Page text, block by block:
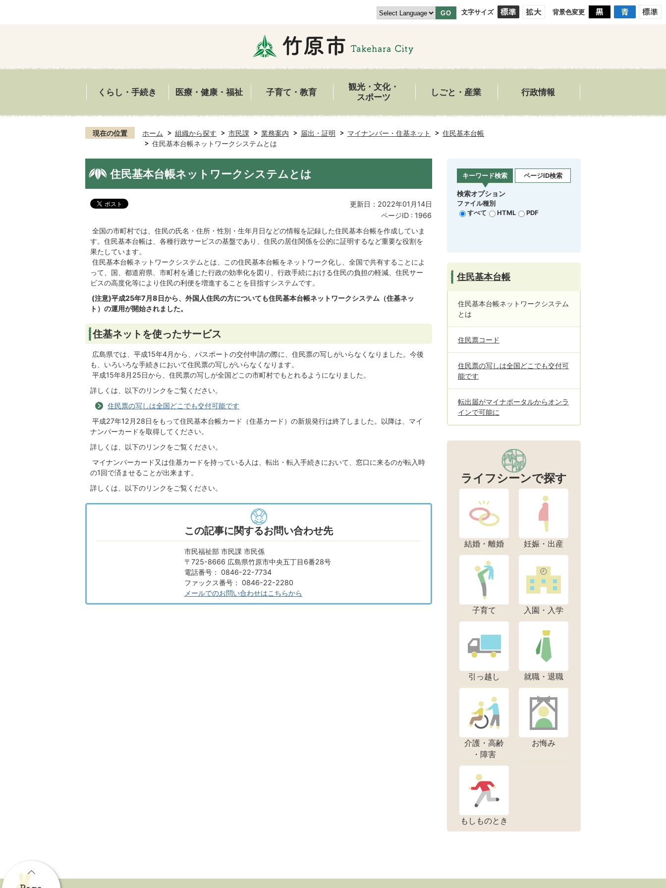
GO 文字サイズ 背景色変更
くらし・手続き 医療・健康・福祉 子育て・教育
観光・文化・
スポーツ
しごと・産業 行政情報
現在の位置 ホーム 組織から探す 市民課 業務案内 届出・証明 マイナンバー・住基ネット
住民基本台帳
住民基本台帳ネットワークシステムとは
住民基本台帳ネットワークシステムとは
更新日：2022年01月14日
ページID : 1966
全国の市町村では、住民の氏名・住所・性別・生年月日などの情報を記録した住民基本台帳を作成していま
す。住民基本台帳は、各種行政サービスの基盤であり、住民の居住関係を公的に証明するなど重要な役割を
果たしています。
住民基本台帳ネットワークシステムとは、この住民基本台帳をネットワーク化し、全国で共有することによ
って、国、都道府県、市町村を通じた行政の効率化を図り、行政手続における住民の負担の軽減、住民サー
ビスの高度化等により住民の利便を増進することを目指すシステムです。
(注意)平成25年7月8日から、外国人住民の方についても住民基本台帳ネットワークシステム（住基ネッ
ト）の運用が開始されました。
住基ネットを使ったサービス
広島県では、平成15年4月から、パスポートの交付申請の際に、住民票の写しがいらなくなりました。今後
も、いろいろな手続きにおいて住民票の写しがいらなくなります。
平成15年8月25日から、住民票の写しが全国どこの市町村でもとれるようになりました。
詳しくは、以下のリンクをご覧ください。
住民票の写しは全国どこでも交付可能です
平成27年12月28日をもって住民基本台帳カード（住基カード）の新規発行は終了しました。以降は、マイ
ナンバーカードを取得してください。
詳しくは、以下のリンクをご覧ください。
マイナンバーカード又は住基カードを持っている人は、転出・転入手続きにおいて、窓口に来るのが転入時
の1回で済ませることが出来ます。
詳しくは、以下のリンクをご覧ください。
この記事に関するお問い合わせ先
市民福祉部 市民課 市民係
〒725-8666 広島県竹原市中央五丁目6番28号
電話番号： 0846-22-7734
ファックス番号： 0846-22-2280
メールでのお問い合わせはこちらから
キーワード検索 ページID検索
検索オプション
ファイル種別
すべて
HTML PDF
住民基本台帳
住民基本台帳ネットワークシステム
とは
住民票コード
住民票の写しは全国どこでも交付可
能です
転出届がマイナポータルからオンラ
インで可能に
ライフシーンで探す
結婚・離婚 妊娠・出産
子育て 入園・入学
引っ越し 就職・退職
介護・高齢
・障害
お悔み
もしものとき